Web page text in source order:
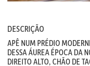
DESCRIÇÃO
APÊ NUM PRÉDIO
DESSA ÁUREA ÉPOCA DA
DIREITO ALTO, CHÃO DE